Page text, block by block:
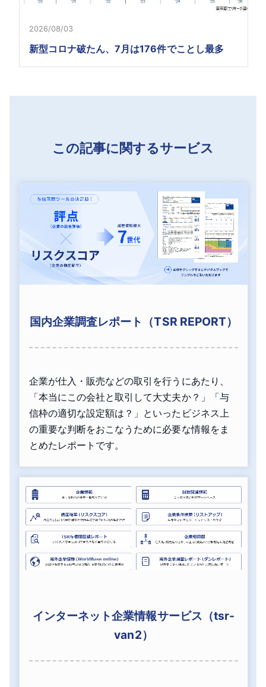
2026/08/03
新型コロナ破たん、7月は176件でことし最多
この記事に関するサービス
国内企業調査レポート（TSR REPORT）
企業が仕入・販売などの取引を行うにあたり、
「本当にこの会社と取引して大丈夫か？」「与
信枠の適切な設定額は？」といったビジネス上
の重要な判断をおこなうために必要な情報をま
とめたレポートです。
インターネット企業情報サービス（tsr-
van2）